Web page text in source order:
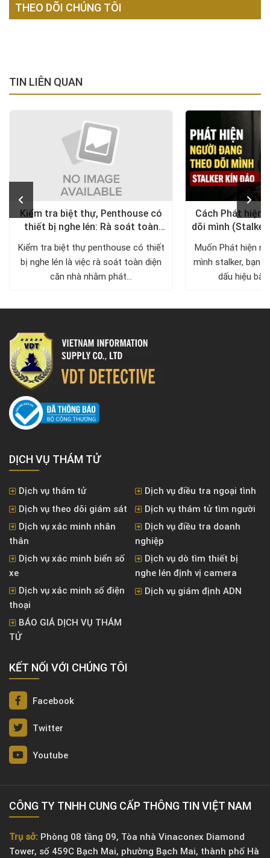
THEO DÕI CHÚNG TÔI
TIN LIÊN QUAN
Kiểm tra biệt thự, Penthouse có
thiết bị nghe lén: Rà soát toàn
Kiểm tra biệt thự penthouse có thiết
bị nghe lén là việc rà soát toàn diện
căn nhà nhằm phát...
Cách Phát hiện
dõi mình
Muốn Phát hiện
mình stalker, bạn
dấu hiệu bất
DỊCH VỤ THÁM TỬ
Dịch vụ thám tử
Dịch vụ điều tra ngoại tình
Dịch vụ theo dõi giám sát
Dịch vụ thám tử tìm người
Dịch vụ xác minh nhân
thân
Dịch vụ điều tra doanh
nghiệp
Dịch vụ xác minh biển số
xe
Dịch vụ dò tìm thiết bị
nghe lén định vị camera
Dịch vụ xác minh số điện
thoại
Dịch vụ giám định ADN
BÁO GIÁ DỊCH VỤ THÁM
TỬ
KẾT NỐI VỚI CHÚNG TÔI
Facebook
Twitter
Youtube
CÔNG TY TNHH CUNG CẤP THÔNG TIN VIỆT NAM
Trụ sở: Phòng 08 tầng 09, Tòa nhà Vinaconex Diamond
Tower, số 459C Bạch Mai, phường Bạch Mai, thành phố Hà